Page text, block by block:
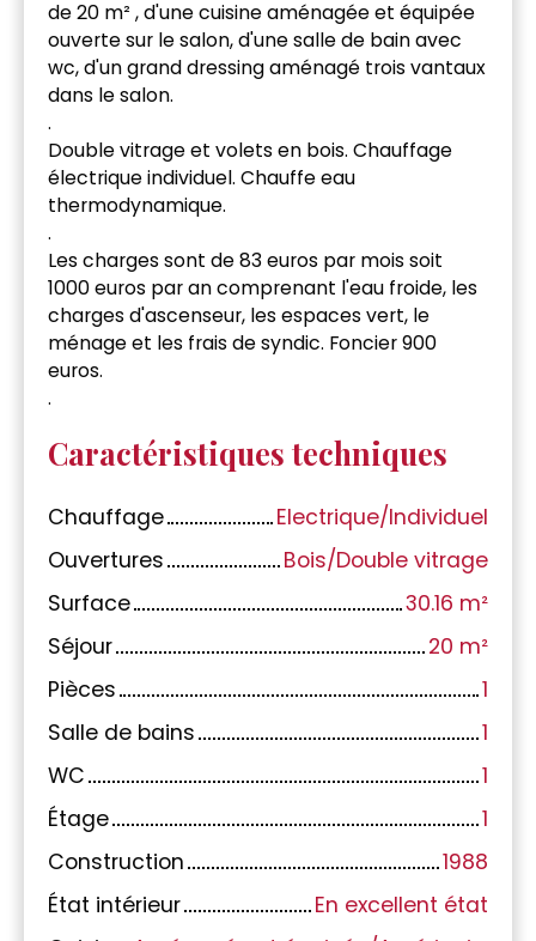
de 20 m² , d'une cuisine aménagée et équipée
ouverte sur le salon, d'une salle de bain avec
wc, d'un grand dressing aménagé trois vantaux
dans le salon.
.
Double vitrage et volets en bois. Chauffage
électrique individuel. Chauffe eau
thermodynamique.
.
Les charges sont de 83 euros par mois soit
1000 euros par an comprenant l'eau froide, les
charges d'ascenseur, les espaces vert, le
ménage et les frais de syndic. Foncier 900
euros.
.
Caractéristiques techniques
Chauffage
Electrique/Individuel
Ouvertures
Bois/Double vitrage
Surface
30.16 m²
Séjour
20 m²
Pièces
1
Salle de bains
1
WC
1
Étage
1
Construction
1988
État intérieur
En excellent état